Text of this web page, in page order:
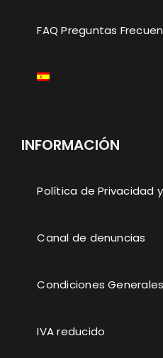
FAQ Preguntas
INFORMACIÓN
Política de Privacidad
Canal de denuncias
Condiciones
IVA reducido